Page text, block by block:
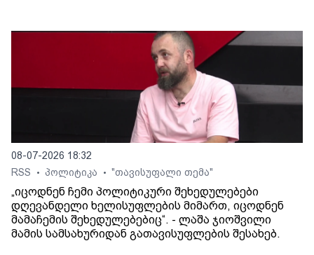
08-07-2026 18:32
RSS
• პოლიტიკა • "თავისუფალი თემა"
„იცოდნენ ჩემი პოლიტიკური შეხედულებები
დღევანდელი ხელისუფლების მიმართ, იცოდნენ
მამაჩემის შეხედულებებიც“. - ლაშა ჯიოშვილი
მამის სამსახურიდან გათავისუფლების შესახებ.